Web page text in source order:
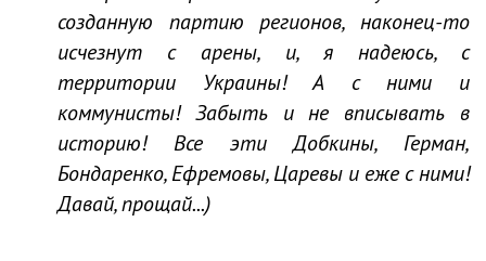
созданную партию регионов, наконец-то
исчезнут с арены, и, я надеюсь, с
территории Украины! А с ними и
коммунисты! Забыть и не вписывать в
историю! Все эти Добкины, Герман,
Бондаренко, Ефремовы, Царевы и еже с ними!
Давай, прощай...)